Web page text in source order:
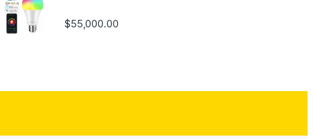
$55,000.00